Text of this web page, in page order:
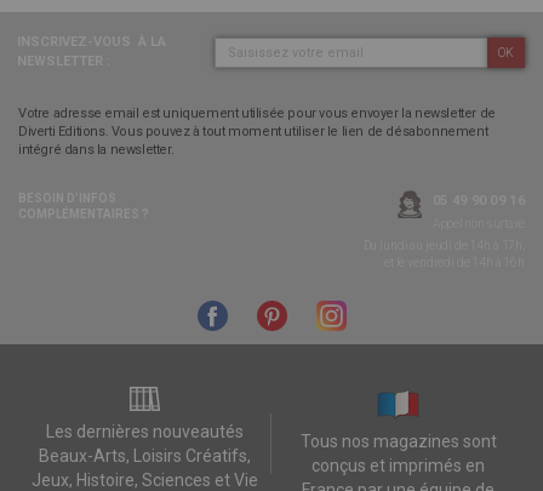
OK
Votre adresse email est uniquement utilisée pour vous envoyer la newsletter de
Diverti Editions. Vous pouvez à tout moment utiliser le lien de désabonnement
intégré dans la newsletter.
Les dernières nouveautés
Beaux-Arts, Loisirs Créatifs,
Jeux, Histoire, Sciences et Vie
Tous nos magazines sont
conçus et imprimés en